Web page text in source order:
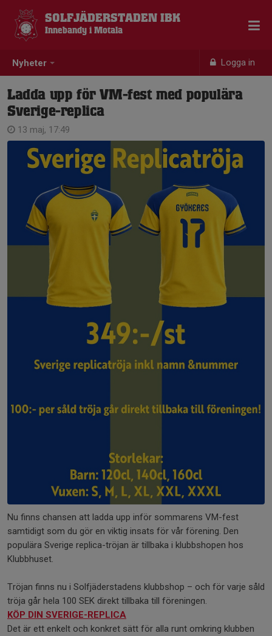
Nyheter Logga in
SOLFJÄDERSTADEN IBK
Innebandy i Motala
Ladda upp för VM-fest med populära
Sverige-replica
13 maj, 17:49
Nu finns chansen att ladda upp inför sommarens VM-fest
samtidigt som du gör en viktig insats för vår förening. Den
populära Sverige replica-tröjan är tillbaka i klubbshopen hos
Klubbhuset.
Tröjan finns nu i Solfjäderstadens klubbshop – och för varje såld
tröja går hela 100 SEK direkt tillbaka till föreningen.
KÖP DIN SVERIGE-REPLICA
Det är ett enkelt och konkret sätt för alla runt omkring klubben